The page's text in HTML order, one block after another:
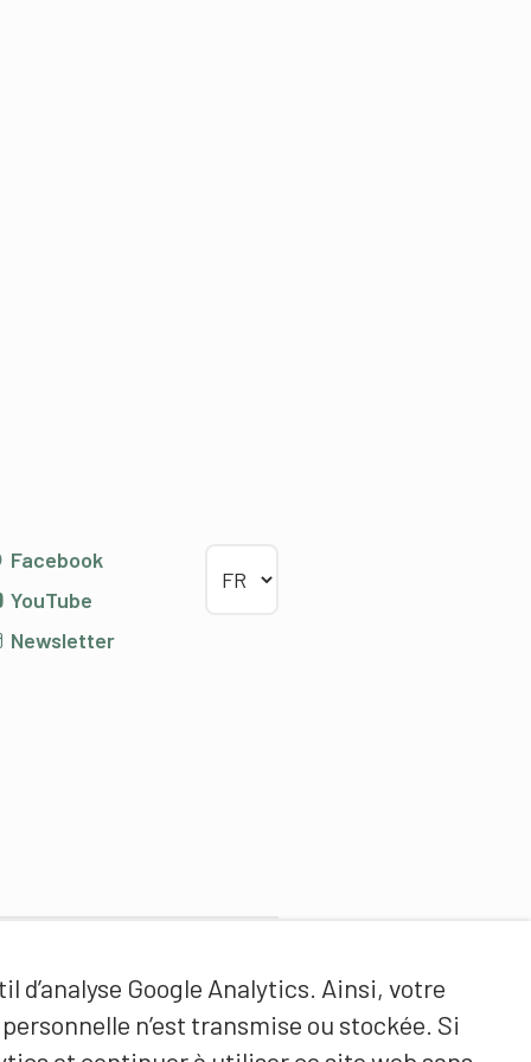
Google Analytics. Ainsi, votre
n’est transmise ou stockée. Si
Facebook
YouTube
Newsletter
école fédérale de sport
Macolin HEFSM